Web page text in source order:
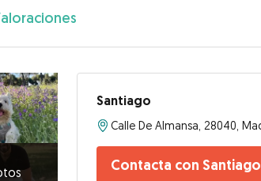
Santiago
Contacta con Santiago